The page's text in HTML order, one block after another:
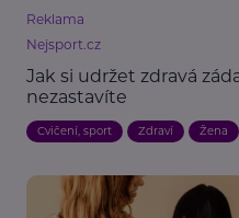
Reklama
Nejsport.cz
Jak si udržet zdravá
nezastavíte
Cvičení, sport Zdraví Žena